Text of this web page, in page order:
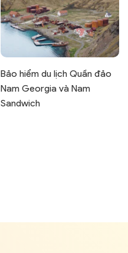
Bảo hiểm du lịch Quần đảo
Nam Georgia và Nam
Sandwich